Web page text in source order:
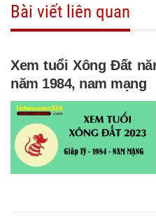
Bài viết liên quan
Xem tuổi Xông Đất
năm 1984, nam mạng